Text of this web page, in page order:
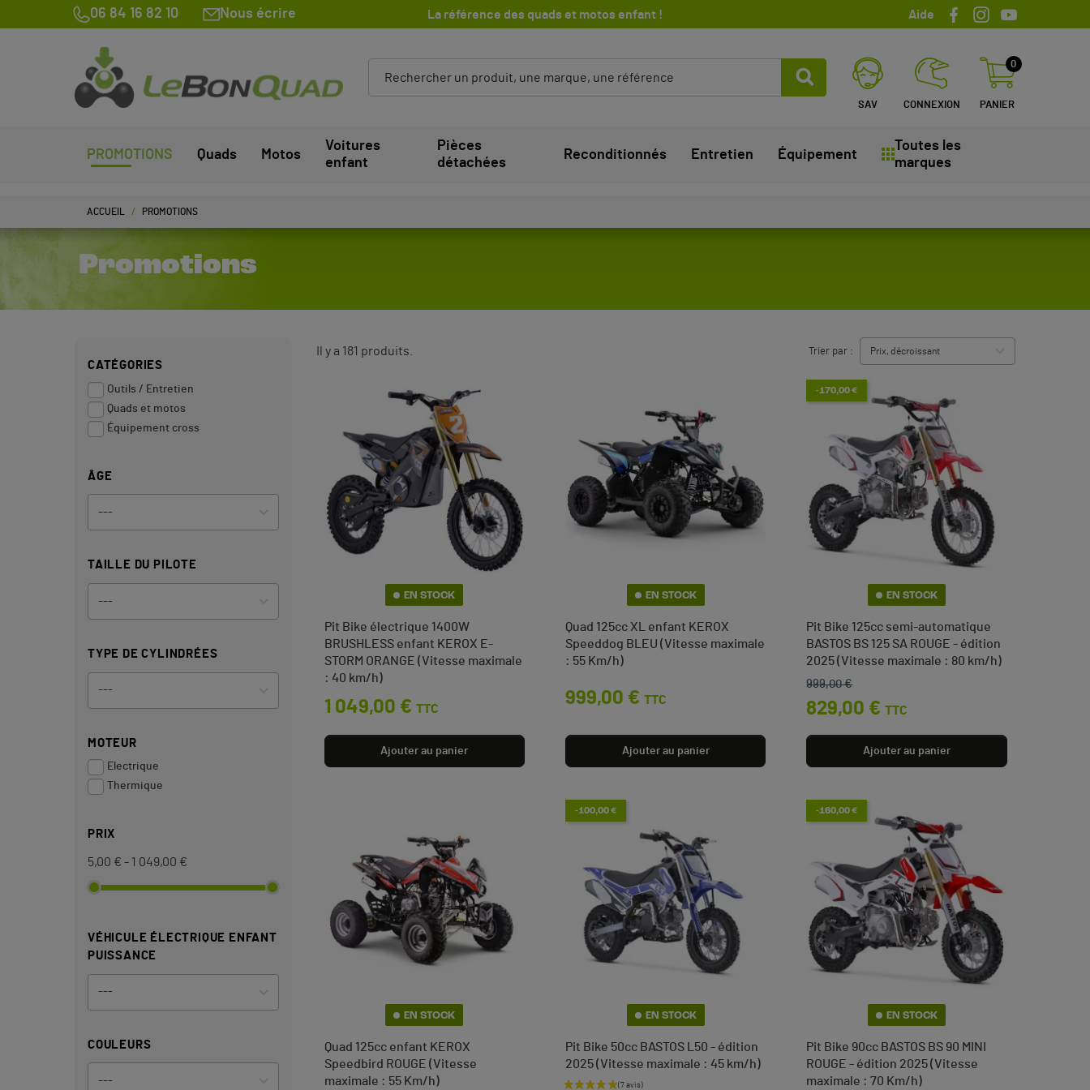
06 84 16 82 10 Nous écrire La référence des quads et motos enfant ! Aide
SAV CONNEXION PANIER
0
PROMOTIONS Quads Motos
Voitures
enfant
Pièces
détachées
Reconditionnés Entretien Équipement
Toutes les
marques
ACCUEIL PROMOTIONS
Promotions
CATÉGORIES
Outils / Entretien
Quads et motos
Équipement cross
ÂGE
TAILLE DU PILOTE
TYPE DE CYLINDRÉES
MOTEUR
Electrique
Thermique
PRIX
5,00 € - 1 049,00 €
VÉHICULE ÉLECTRIQUE ENFANT
PUISSANCE
COULEURS
Il y a 181 produits. Trier par :
EN STOCK
Pit Bike électrique 1400W
BRUSHLESS enfant KEROX E-
STORM ORANGE (Vitesse maximale
: 40 km/h)
Prix
1 049,00 € TTC
Ajouter au panier
EN STOCK
Quad 125cc XL enfant KEROX
Speeddog BLEU (Vitesse maximale
: 55 Km/h)
Prix
999,00 € TTC
Ajouter au panier
-170,00 €
EN STOCK
Pit Bike 125cc semi-automatique
BASTOS BS 125 SA ROUGE - édition
2025 (Vitesse maximale : 80 km/h)
Prix de base
999,00 €
Prix
829,00 € TTC
Ajouter au panier
EN STOCK
Quad 125cc enfant KEROX
Speedbird ROUGE (Vitesse
maximale : 55 Km/h)
-100,00 €
EN STOCK
Pit Bike 50cc BASTOS L50 - édition
2025 (Vitesse maximale : 45 km/h)
-160,00 €
EN STOCK
Pit Bike 90cc BASTOS BS 90 MINI
ROUGE - édition 2025 (Vitesse
maximale : 70 Km/h)